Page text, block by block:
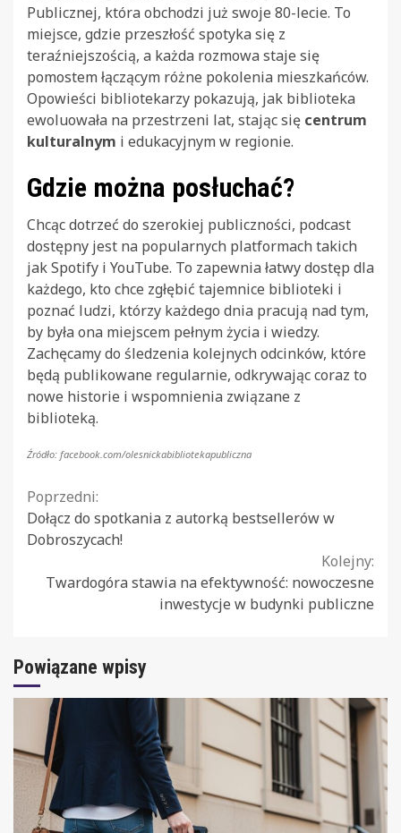
Publicznej, która obchodzi już swoje 80-lecie. To
miejsce, gdzie przeszłość spotyka się z
teraźniejszością, a każda rozmowa staje się
pomostem łączącym różne pokolenia mieszkańców.
Opowieści bibliotekarzy pokazują, jak biblioteka
ewoluowała na przestrzeni lat, stając się centrum
kulturalnym i edukacyjnym w regionie.
Gdzie można posłuchać?
Chcąc dotrzeć do szerokiej publiczności, podcast
dostępny jest na popularnych platformach takich
jak Spotify i YouTube. To zapewnia łatwy dostęp dla
każdego, kto chce zgłębić tajemnice biblioteki i
poznać ludzi, którzy każdego dnia pracują nad tym,
by była ona miejscem pełnym życia i wiedzy.
Zachęcamy do śledzenia kolejnych odcinków, które
będą publikowane regularnie, odkrywając coraz to
nowe historie i wspomnienia związane z
biblioteką.
Źródło: facebook.com/olesnickabibliotekapubliczna
Continue
Reading
Poprzedni:
Dołącz do spotkania z autorką bestsellerów w
Dobroszycach!
Kolejny:
Twardogóra stawia na efektywność: nowoczesne
inwestycje w budynki publiczne
Powiązane wpisy